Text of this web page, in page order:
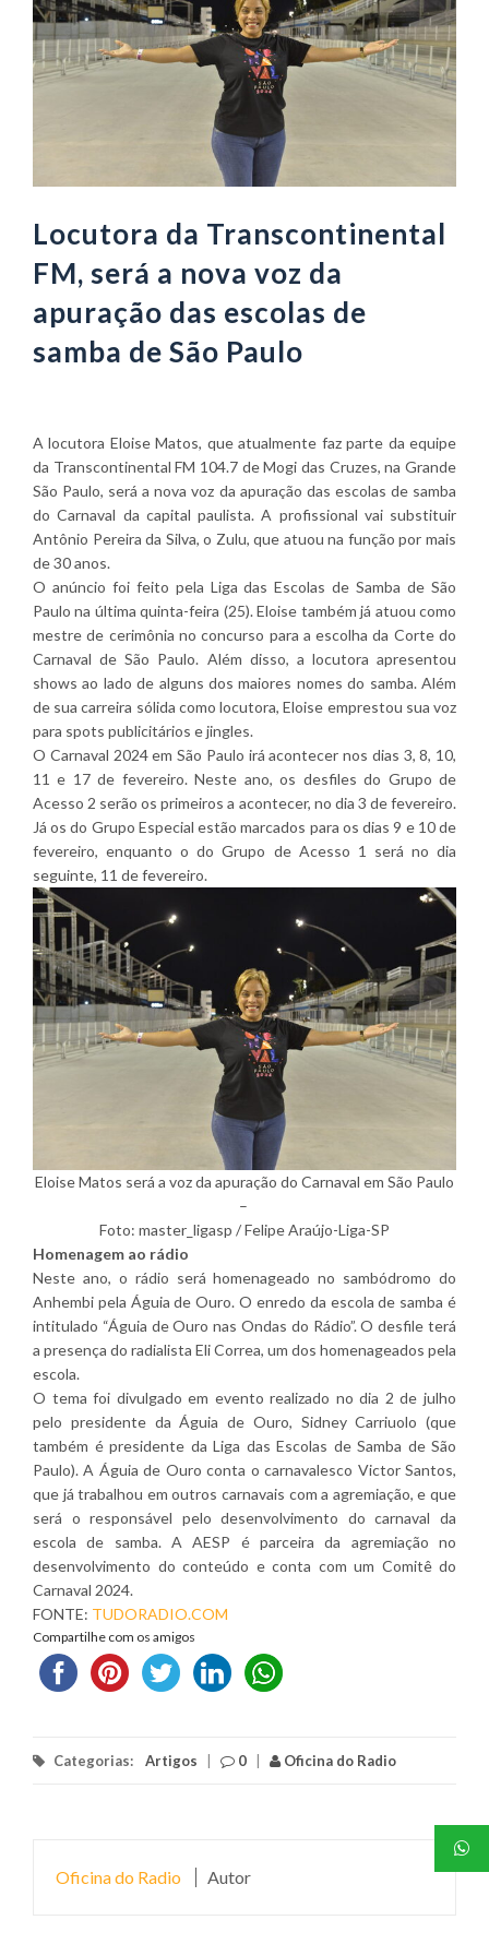
Locutora da Transcontinental
FM, será a nova voz da
apuração das escolas de
samba de São Paulo
A locutora Eloise Matos, que atualmente faz parte da equipe
da Transcontinental FM 104.7 de Mogi das Cruzes, na Grande
São Paulo, será a nova voz da apuração das escolas de samba
do Carnaval da capital paulista. A profissional vai substituir
Antônio Pereira da Silva, o Zulu, que atuou na função por mais
de 30 anos.
O anúncio foi feito pela Liga das Escolas de Samba de São
Paulo na última quinta-feira (25). Eloise também já atuou como
mestre de cerimônia no concurso para a escolha da Corte do
Carnaval de São Paulo. Além disso, a locutora apresentou
shows ao lado de alguns dos maiores nomes do samba. Além
de sua carreira sólida como locutora, Eloise emprestou sua voz
para spots publicitários e jingles.
O Carnaval 2024 em São Paulo irá acontecer nos dias 3, 8, 10,
11 e 17 de fevereiro. Neste ano, os desfiles do Grupo de
Acesso 2 serão os primeiros a acontecer, no dia 3 de fevereiro.
Já os do Grupo Especial estão marcados para os dias 9 e 10 de
fevereiro, enquanto o do Grupo de Acesso 1 será no dia
seguinte, 11 de fevereiro.
Eloise Matos será a voz da apuração do Carnaval em São Paulo
–
Foto: master_ligasp / Felipe Araújo-Liga-SP
Homenagem ao rádio
Neste ano, o rádio será homenageado no sambódromo do
Anhembi pela Águia de Ouro. O enredo da escola de samba é
intitulado “Águia de Ouro nas Ondas do Rádio”. O desfile terá
a presença do radialista Eli Correa, um dos homenageados pela
escola.
O tema foi divulgado em evento realizado no dia 2 de julho
pelo presidente da Águia de Ouro, Sidney Carriuolo (que
também é presidente da Liga das Escolas de Samba de São
Paulo). A Águia de Ouro conta o carnavalesco Victor Santos,
que já trabalhou em outros carnavais com a agremiação, e que
será o responsável pelo desenvolvimento do carnaval da
escola de samba. A AESP é parceira da agremiação no
desenvolvimento do conteúdo e conta com um Comitê do
Carnaval 2024.
FONTE: TUDORADIO.COM
Compartilhe com os amigos
Categorias: Artigos 0 Oficina do Radio
Oficina do Radio Autor